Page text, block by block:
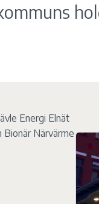
Energi Elnät
Närvärme